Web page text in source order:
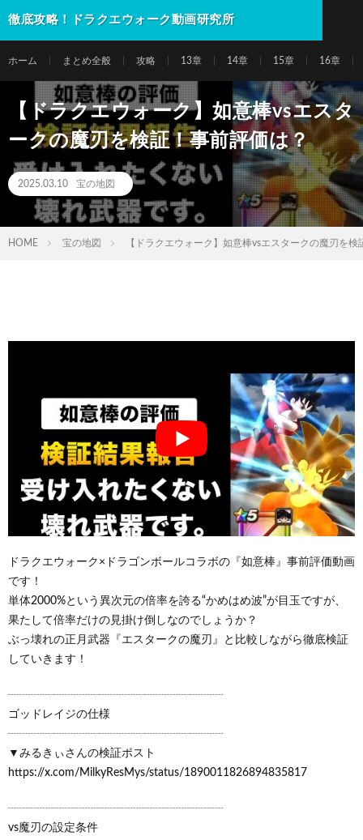
徹底攻略！ドラクエウォーク動画研究所
ホーム まとめ全般 攻略 13章 14章 15章 16章
【ドラクエウォーク】如意棒vsエスタ
ークの魔刃を検証！事前評価は？
2025.03.10 宝の地図
HOME 宝の地図 【ドラクエウォーク】如意棒vsエスタークの魔刃を検
ドラクエウォーク×ドラゴンボールコラボの『如意棒』事前評価動画
です！
単体2000%という異次元の倍率を誇る“かめはめ波”が目玉ですが、
果たして倍率だけの見掛け倒しなのでしょうか？
ぶっ壊れの正月武器『エスタークの魔刃』と比較しながら徹底検証
していきます！
┈┈┈┈┈┈┈┈┈┈┈┈┈┈┈┈┈┈┈
ゴッドレイジの仕様
┈┈┈┈┈┈┈┈┈┈┈┈┈┈┈┈┈┈┈
▼みるきぃさんの検証ポスト
https://x.com/MilkyResMys/status/1890011826894835817
┈┈┈┈┈┈┈┈┈┈┈┈┈┈┈┈┈┈┈
vs魔刃の設定条件